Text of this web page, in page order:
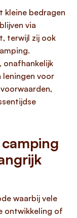
kleine bedragen
via
terwijl zij ook
onafhankelijk
voor
waarbij vele
ontwikkeling of